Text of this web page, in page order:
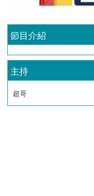
節目介紹
主持
超哥